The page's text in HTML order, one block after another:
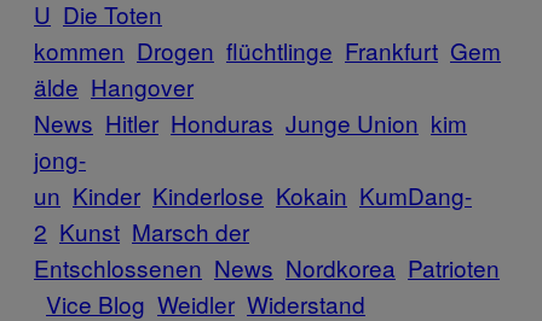
U Die Toten
kommen Drogen flüchtlinge Frankfurt Gem
älde Hangover
News Hitler Honduras Junge Union kim
jong-
un Kinder Kinderlose Kokain KumDang-
2 Kunst Marsch der
Entschlossenen News Nordkorea Patrioten
Vice Blog Weidler Widerstand